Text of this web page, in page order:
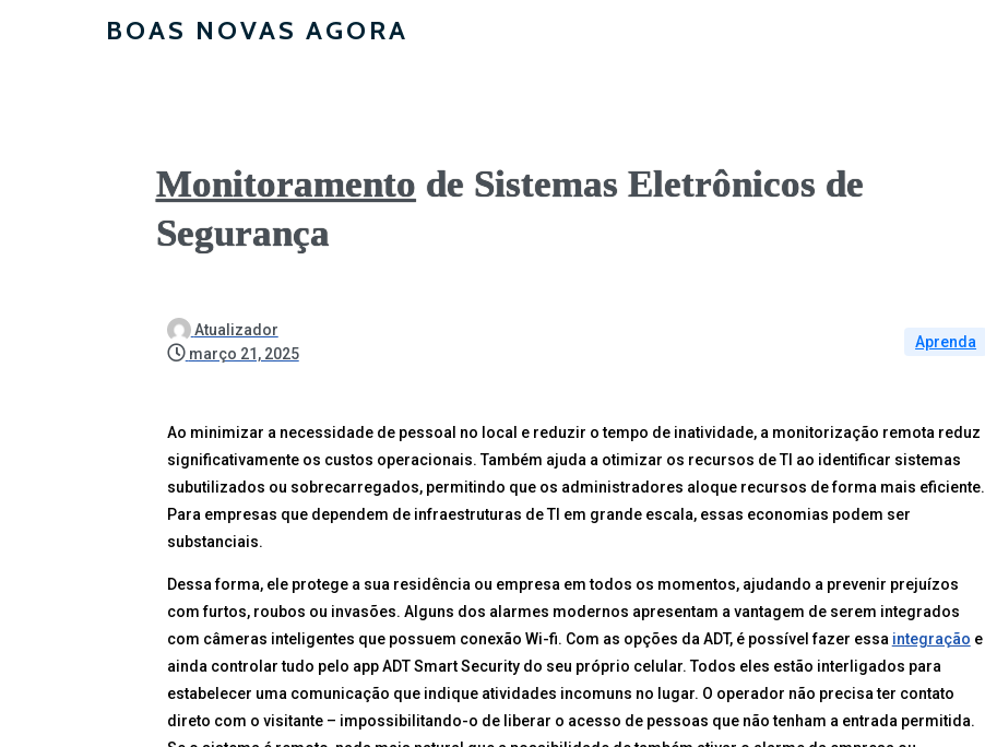
BOAS NOVAS AGORA
Monitoramento de Sistemas Eletrônicos de
Segurança
Atualizador
março 21, 2025
Aprenda
Ao minimizar a necessidade de pessoal no local e reduzir o tempo de inatividade, a monitorização remota reduz
significativamente os custos operacionais. Também ajuda a otimizar os recursos de TI ao identificar sistemas
subutilizados ou sobrecarregados, permitindo que os administradores aloque recursos de forma mais eficiente.
Para empresas que dependem de infraestruturas de TI em grande escala, essas economias podem ser
substanciais.
Dessa forma, ele protege a sua residência ou empresa em todos os momentos, ajudando a prevenir prejuízos
com furtos, roubos ou invasões. Alguns dos alarmes modernos apresentam a vantagem de serem integrados
com câmeras inteligentes que possuem conexão Wi-fi. Com as opções da ADT, é possível fazer essa integração e
ainda controlar tudo pelo app ADT Smart Security do seu próprio celular. Todos eles estão interligados para
estabelecer uma comunicação que indique atividades incomuns no lugar. O operador não precisa ter contato
direto com o visitante – impossibilitando-o de liberar o acesso de pessoas que não tenham a entrada permitida.